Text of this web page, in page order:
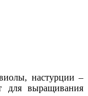
настурции –
для выращивания